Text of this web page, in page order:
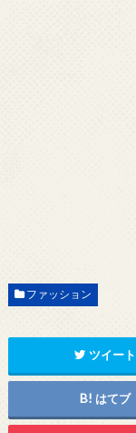
ファッション
ツイート
はてブ